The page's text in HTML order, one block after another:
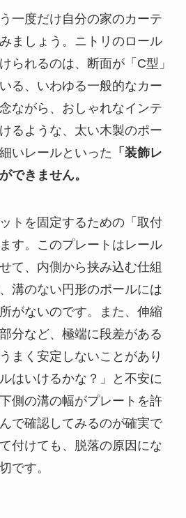
一度だけ自分の家のカーテ
ましょう。ニトリのロール
られるのは、断面が「C型」
る、いわゆる一般的なカー
ながら、おしゃれなインテ
るような、太い木製のポー
いレールといった 「装飾レ
できません。
トを固定するための「取付
す。このプレートはレール
て、内側から挟み込む仕組
溝のない円形のポールには
がないのです。また、伸縮
分など、極端に段差がある
まく安定しないことがあり
はいけるかな？」と不安に
側の溝の幅がプレートを許
で確認してみるのが確実で
付けても、脱落の原因にな
です。